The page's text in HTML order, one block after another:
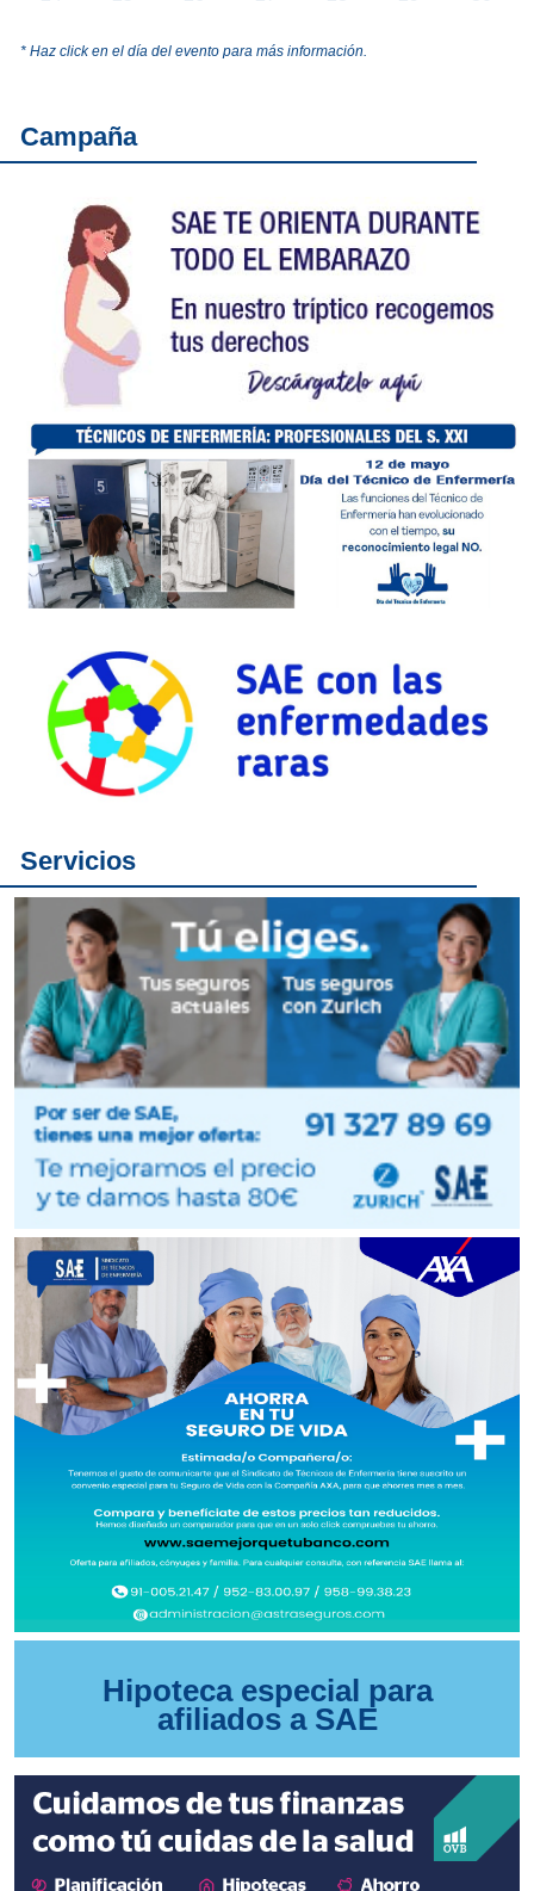
* Haz click en el día del evento para más información.
Campaña
Servicios
Hipoteca especial para
afiliados a SAE